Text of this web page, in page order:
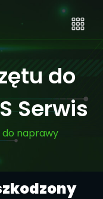
do
Serwis
do naprawy